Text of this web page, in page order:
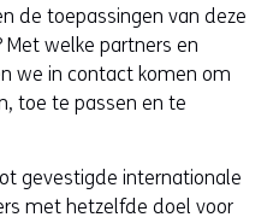
de toepassingen van deze
welke partners en
we in contact komen om
toe te passen en te
gevestigde internationale
met hetzelfde doel voor